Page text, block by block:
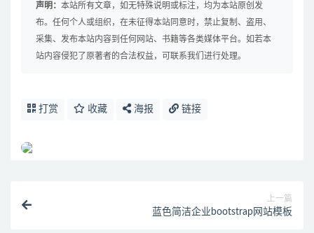
声明： 本站所有文章，如无特殊说明或标注，均为本站原创发
布。任何个人或组织，在未征得本站同意时，禁止复制、盗用、
采集、发布本站内容到任何网站、书籍等各类媒体平台。如若本
站内容侵犯了原著者的合法权益，可联系我们进行处理。
打赏 收藏 海报 链接
上一篇
蓝色简洁企业bootstrap网站模板